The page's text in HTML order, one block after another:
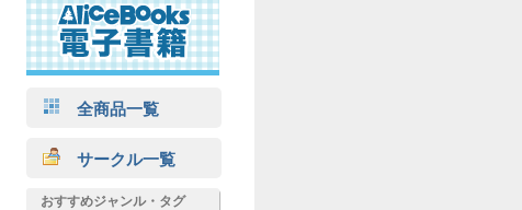
全商品一覧
サークル一覧
おすすめジャンル・タグ